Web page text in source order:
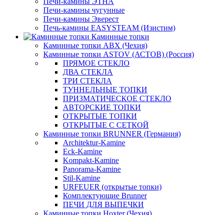
Печи-камины чугунные
Печи-камины Эверест
Печь-камины EASYSTEAM (Изистим)
Каминные топки
Каминные топки ABX (Чехия)
Каминные топки ASTOV (АСТОВ) (Россия)
ПРЯМОЕ СТЕКЛО
ДВА СТЕКЛА
ТРИ СТЕКЛА
ТУННЕЛЬНЫЕ ТОПКИ
ПРИЗМАТИЧЕСКОЕ СТЕКЛО
АВТОРСКИЕ ТОПКИ
ОТКРЫТЫЕ ТОПКИ
ОТКРЫТЫЕ С СЕТКОЙ
Каминные топки BRUNNER (Германия)
Architektur-Kamine
Eck-Kamine
Kompakt-Kamine
Panorama-Kamine
Stil-Kamine
URFEUER (открытые топки)
Комплектующие Brunner
ПЕЧИ ДЛЯ ВЫПЕЧКИ
Каминные топки Hoxter (Чехия)